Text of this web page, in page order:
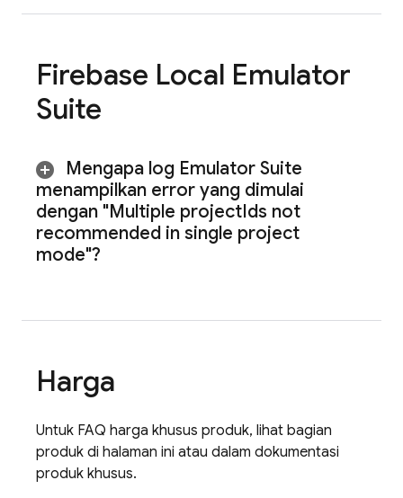
Firebase Local Emulator
Suite
Mengapa log Emulator Suite
menampilkan error yang dimulai
dengan "Multiple projectIds not
recommended in single project
mode"?
Harga
Untuk FAQ harga khusus produk, lihat bagian
produk di halaman ini atau dalam dokumentasi
produk khusus.